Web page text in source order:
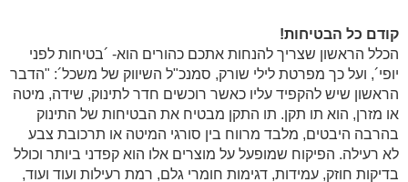
קודם כל הבטיחות!
הכלל הראשון שצריך להנחות אתכם כהורים הוא- ´בטיחות לפני
יופי´, ועל כך מפרטת לילי שורק, סמנכ"ל השיווק של משכל´: "הדבר
הראשון שיש להקפיד עליו כאשר רוכשים חדר לתינוק, שידה, מיטה
או מזרן, הוא תו תקן. תו התקן מבטיח את הבטיחות של התינוק
בהרבה היבטים, מלבד מרווח בין סורגי המיטה או תרכובת צבע
לא רעילה. הפיקוח שמופעל על מוצרים אלו הוא קפדני ביותר וכולל
בדיקות חוזק, עמידות, דגימות חומרי גלם, רמת רעילות ועוד ועוד,